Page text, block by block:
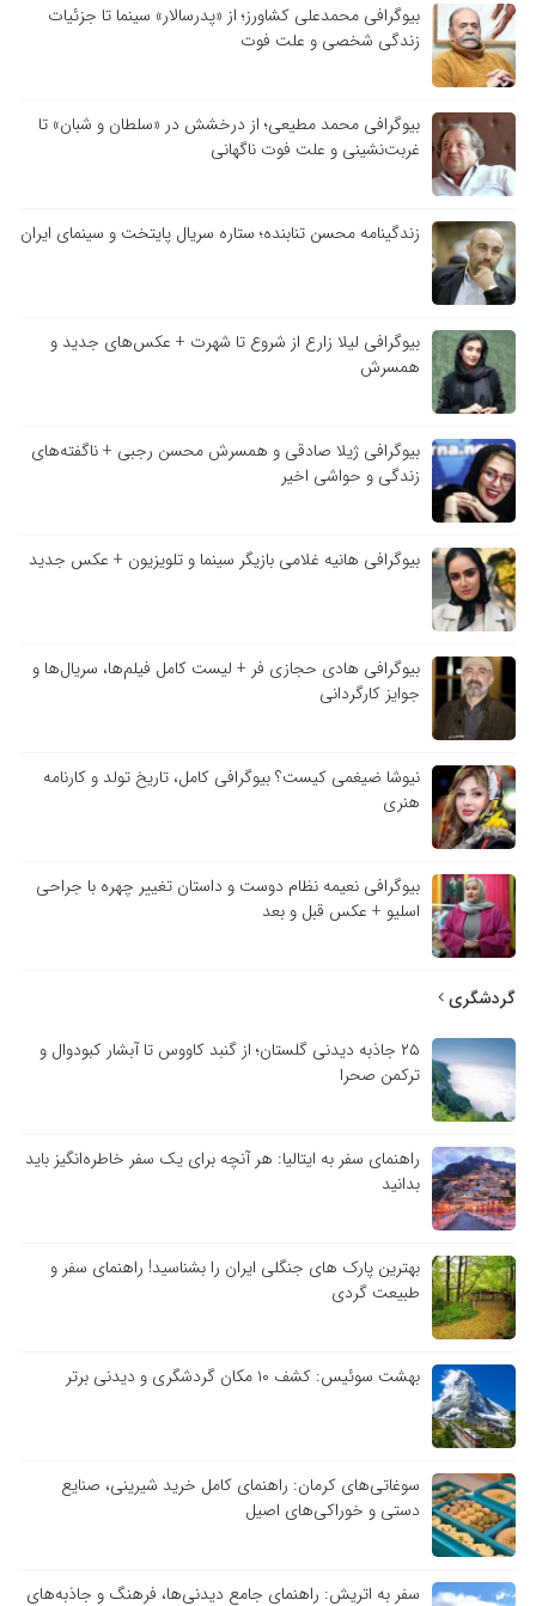
بیوگرافی محمدعلی کشاورز؛ از «پدرسالار» سینما تا جزئیات
زندگی شخصی و علت فوت
بیوگرافی محمد مطیعی؛ از درخشش در «سلطان و شبان» تا
غربت‌نشینی و علت فوت ناگهانی
زندگینامه محسن تنابنده؛ ستاره سریال پایتخت و سینمای ایران
بیوگرافی لیلا زارع از شروع تا شهرت + عکس‌های جدید و
همسرش
بیوگرافی ژیلا صادقی و همسرش محسن رجبی + ناگفته‌های
زندگی و حواشی اخیر
بیوگرافی هانیه غلامی بازیگر سینما و تلویزیون + عکس جدید
بیوگرافی هادی حجازی فر + لیست کامل فیلم‌ها، سریال‌ها و
جوایز کارگردانی
نیوشا ضیغمی کیست؟ بیوگرافی کامل، تاریخ تولد و کارنامه
هنری
بیوگرافی نعیمه نظام دوست و داستان تغییر چهره با جراحی
اسلیو + عکس قبل و بعد
گردشگری
۲۵ جاذبه دیدنی گلستان؛ از گنبد کاووس تا آبشار کبودوال و
ترکمن صحرا
راهنمای سفر به ایتالیا: هر آنچه برای یک سفر خاطره‌انگیز باید
بدانید
بهترین پارک های جنگلی ایران را بشناسید! راهنمای سفر و
طبیعت گردی
بهشت سوئیس: کشف ۱۰ مکان گردشگری و دیدنی برتر
سوغاتی‌های کرمان: راهنمای کامل خرید شیرینی، صنایع
دستی و خوراکی‌های اصیل
سفر به اتریش: راهنمای جامع دیدنی‌ها، فرهنگ و جاذبه‌های